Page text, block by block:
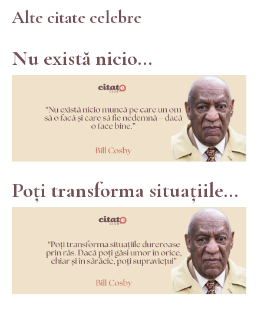
Alte citate celebre
Nu există nicio...
Poți transforma situațiile...